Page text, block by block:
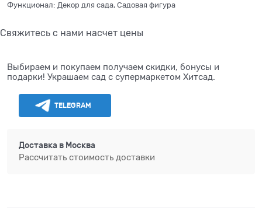
Функционал: Декор для сада, Садовая фигура
Свяжитесь с нами насчет цены
Выбираем и покупаем получаем скидки, бонусы и
подарки! Украшаем сад с супермаркетом Хитсад.
TELEGRAM
Доставка в Москва
Рассчитать стоимость доставки